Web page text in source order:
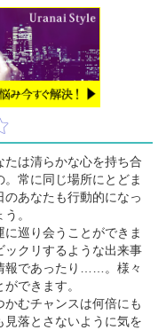
は清らかな心を持ち合
常に同じ場所にとどま
あなたも行動的になっ
。
巡り会うことができま
クリするような出来事
報であったり……。様々
できます。
むチャンスは何倍にも
落とさないように気を